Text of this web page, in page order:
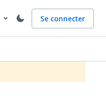
expand_more Se connecter